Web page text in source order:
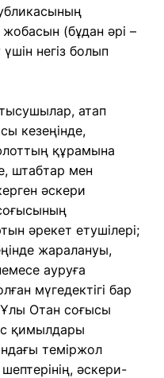
(бұдан әрі –
негіз болып
атап
кезеңінде,
құрамына
штабтар мен
әскери
әрекет етушiлерi;
жаралануы,
ауруға
мүгедектігі бар
Отан соғысы
қимылдары
теміржол
әскери-